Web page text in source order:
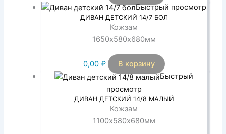
Быстрый просмотр
ДИВАН ДЕТСКИЙ 14/7 БОЛ
Кожзам
1650х580х680мм
0,00 ₽
В корзину
Быстрый
просмотр
ДИВАН ДЕТСКИЙ 14/8 МАЛЫЙ
Кожзам
1100х580х680мм